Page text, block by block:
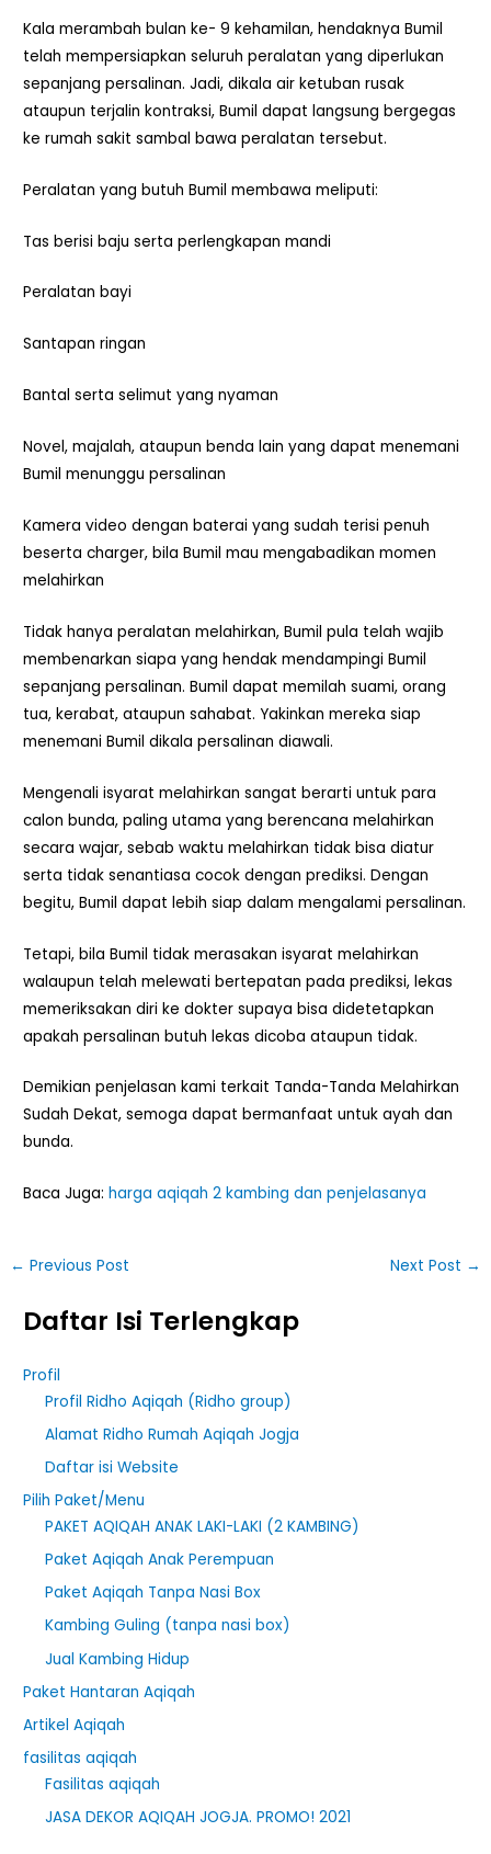
Kala merambah bulan ke- 9 kehamilan, hendaknya Bumil
telah mempersiapkan seluruh peralatan yang diperlukan
sepanjang persalinan. Jadi, dikala air ketuban rusak
ataupun terjalin kontraksi, Bumil dapat langsung bergegas
ke rumah sakit sambal bawa peralatan tersebut.
Peralatan yang butuh Bumil membawa meliputi:
Tas berisi baju serta perlengkapan mandi
Peralatan bayi
Santapan ringan
Bantal serta selimut yang nyaman
Novel, majalah, ataupun benda lain yang dapat menemani
Bumil menunggu persalinan
Kamera video dengan baterai yang sudah terisi penuh
beserta charger, bila Bumil mau mengabadikan momen
melahirkan
Tidak hanya peralatan melahirkan, Bumil pula telah wajib
membenarkan siapa yang hendak mendampingi Bumil
sepanjang persalinan. Bumil dapat memilah suami, orang
tua, kerabat, ataupun sahabat. Yakinkan mereka siap
menemani Bumil dikala persalinan diawali.
Mengenali isyarat melahirkan sangat berarti untuk para
calon bunda, paling utama yang berencana melahirkan
secara wajar, sebab waktu melahirkan tidak bisa diatur
serta tidak senantiasa cocok dengan prediksi. Dengan
begitu, Bumil dapat lebih siap dalam mengalami persalinan.
Tetapi, bila Bumil tidak merasakan isyarat melahirkan
walaupun telah melewati bertepatan pada prediksi, lekas
memeriksakan diri ke dokter supaya bisa didetetapkan
apakah persalinan butuh lekas dicoba ataupun tidak.
Demikian penjelasan kami terkait Tanda-Tanda Melahirkan
Sudah Dekat, semoga dapat bermanfaat untuk ayah dan
bunda.
Baca Juga:harga aqiqah 2 kambing dan penjelasanya
← Previous Post Next Post →
Daftar Isi Terlengkap
Profil
Profil Ridho Aqiqah (Ridho group)
Alamat Ridho Rumah Aqiqah Jogja
Daftar isi Website
Pilih Paket/Menu
PAKET AQIQAH ANAK LAKI-LAKI (2 KAMBING)
Paket Aqiqah Anak Perempuan
Paket Aqiqah Tanpa Nasi Box
Kambing Guling (tanpa nasi box)
Jual Kambing Hidup
Paket Hantaran Aqiqah
Artikel Aqiqah
fasilitas aqiqah
Fasilitas aqiqah
JASA DEKOR AQIQAH JOGJA. PROMO! 2021